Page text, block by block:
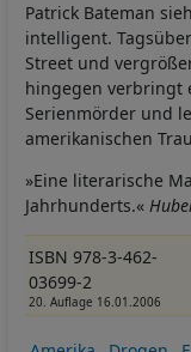
Patrick Bateman
intelligent.
Street und
hingegen verbringt
Serienmörder und
amerikanischen
»Eine literarische
Jahrhunderts.«
ISBN 978-3-462-
03699-2
20. Auflage 16.01.2006